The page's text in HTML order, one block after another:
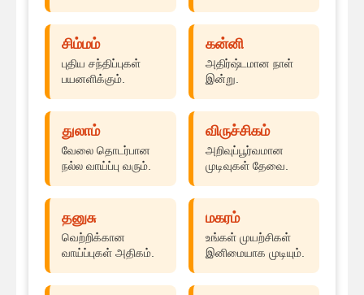
சிம்மம்
புதிய சந்திப்புகள்
பயனளிக்கும்.
கன்னி
அதிர்ஷ்டமான நாள்
இன்று.
துலாம்
வேலை தொடர்பான
நல்ல வாய்ப்பு வரும்.
விருச்சிகம்
அறிவுப்பூர்வமான
முடிவுகள் தேவை.
தனுசு
வெற்றிக்கான
வாய்ப்புகள் அதிகம்.
மகரம்
உங்கள் முயற்சிகள்
இனிமையாக முடியும்.